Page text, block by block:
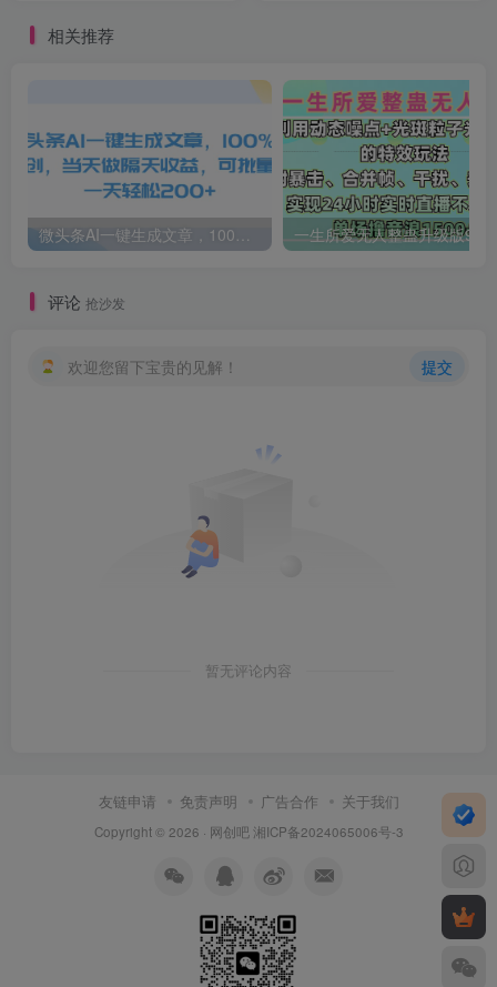
相关推荐
评论 抢沙发
欢迎您留下宝贵的见解！ 提交
暂无评论内容
友链申请 免责声明 广告合作 关于我们
Copyright © 2026 · 网创吧 湘ICP备2024065006号-3